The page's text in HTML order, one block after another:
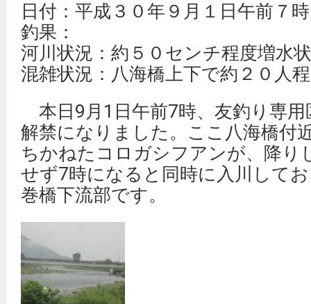
日付：平成３０年９月１日午前７
釣果：
河川状況：約５０センチ程度増水
混雑状況：八海橋上下で約２０人
本日9月1日午前7時、友釣り専
解禁になりました。ここ八海橋付
ちかねたコロガシフアンが、降り
せず7時になると同時に入川して
巻橋下流部です。